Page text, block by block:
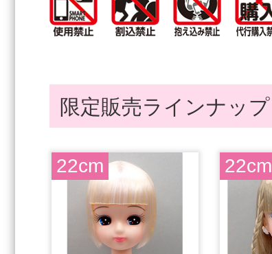
限定販売ラインナップ
22cm 22cm